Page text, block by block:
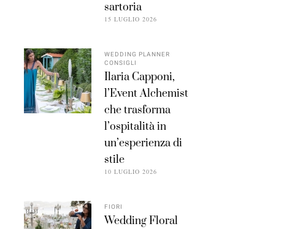
sartoria
15 LUGLIO 2026
WEDDING PLANNER
CONSIGLI
Ilaria Capponi,
l’Event Alchemist
che trasforma
l’ospitalità in
un’esperienza di
stile
10 LUGLIO 2026
FIORI
Wedding Floral